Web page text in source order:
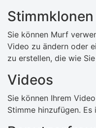
Stimmklonen
Sie können Murf
Video zu ändern oder
zu erstellen, die wie
Videos
Sie können Ihrem
Stimme hinzufügen.